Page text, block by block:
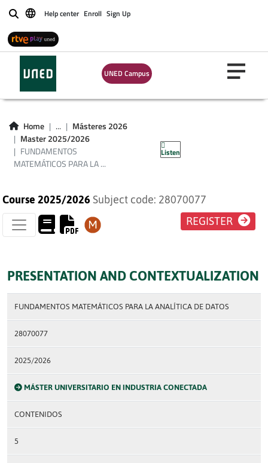
BuscarHelp center Enroll Sign Up
UNED Campus
Home ...
Másteres 2026
Master 2025/2026
FUNDAMENTOS
MATEMÁTICOS PARA LA ...
Listen
FUNDAMENTOS
MATEMÁTICOS
PARA LA ANALÍTICA
DE DATOS
Course 2025/2026 Subject code: 28070077
REGISTER
PRESENTATION AND CONTEXTUALIZATION
FUNDAMENTOS MATEMÁTICOS PARA LA ANALÍTICA DE DATOS
28070077
2025/2026
MÁSTER UNIVERSITARIO EN INDUSTRIA CONECTADA
CONTENIDOS
5